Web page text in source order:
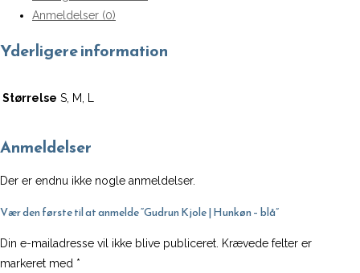
Hunkøn
blå
Anmeldelser (0)
Yderligere information
Størrelse S, M, L
Anmeldelser
Der er endnu ikke nogle anmeldelser.
Vær den første til at anmelde “Gudrun Kjole | Hunkøn – blå”
Din e-mailadresse vil ikke blive publiceret. Krævede felter er
markeret med *